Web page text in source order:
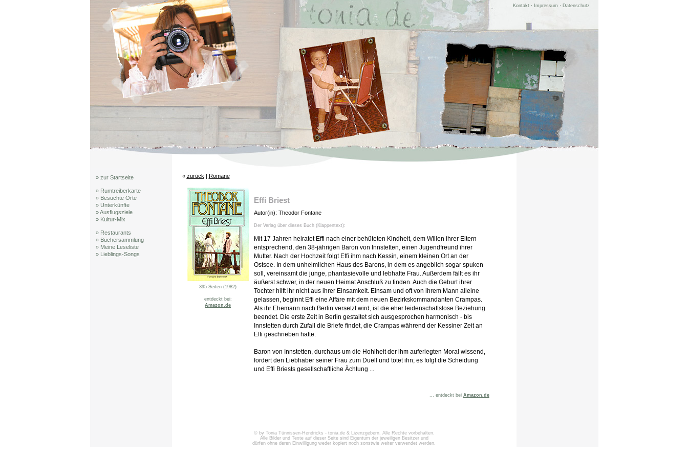
Kontakt· Impressum · Datenschutz
» zur Startseite
» Rumtreiberkarte
» Besuchte Orte
» Unterkünfte
» Ausflugsziele
» Kultur-Mix
» Restaurants
» Büchersammlung
» Meine Leseliste
» Lieblings-Songs
« zurück | Romane
395 Seiten (1982)
entdeckt bei:
Amazon.de
Effi Briest
Autor(in): Theodor Fontane
Der Verlag über dieses Buch (Klappentext):
Mit 17 Jahren heiratet Effi nach einer behüteten Kindheit, dem Willen ihrer Eltern
entsprechend, den 38-jährigen Baron von Innstetten, einen Jugendfreund ihrer
Mutter. Nach der Hochzeit folgt Effi ihm nach Kessin, einem kleinen Ort an der
Ostsee. In dem unheimlichen Haus des Barons, in dem es angeblich sogar spuken
soll, vereinsamt die junge, phantasievolle und lebhafte Frau. Außerdem fällt es ihr
äußerst schwer, in der neuen Heimat Anschluß zu finden. Auch die Geburt ihrer
Tochter hilft ihr nicht aus ihrer Einsamkeit. Einsam und oft von ihrem Mann alleine
gelassen, beginnt Effi eine Affäre mit dem neuen Bezirkskommandanten Crampas.
Als ihr Ehemann nach Berlin versetzt wird, ist die eher leidenschaftslose Beziehung
beendet. Die erste Zeit in Berlin gestaltet sich ausgesprochen harmonisch - bis
Innstetten durch Zufall die Briefe findet, die Crampas während der Kessiner Zeit an
Effi geschrieben hatte.
Baron von Innstetten, durchaus um die Hohlheit der ihm auferlegten Moral wissend,
fordert den Liebhaber seiner Frau zum Duell und tötet ihn; es folgt die Scheidung
und Effi Briests gesellschaftliche Ächtung ...
... entdeckt bei Amazon.de
© by Tonia Tünnissen-Hendricks - tonia.de & Lizenzgebern. Alle Rechte vorbehalten.
Alle Bilder und Texte auf dieser Seite sind Eigentum der jeweiligen Besitzer und
dürfen ohne deren Einwilligung weder kopiert noch sonstwie weiter verwendet werden.